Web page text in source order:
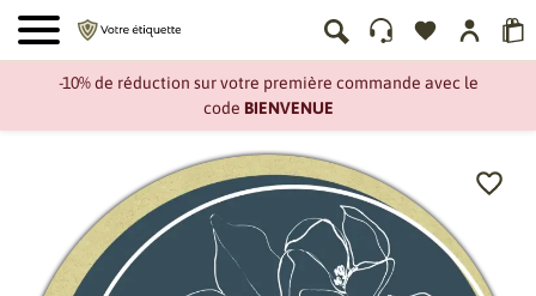
-10% de réduction sur votre première commande avec le
code BIENVENUE